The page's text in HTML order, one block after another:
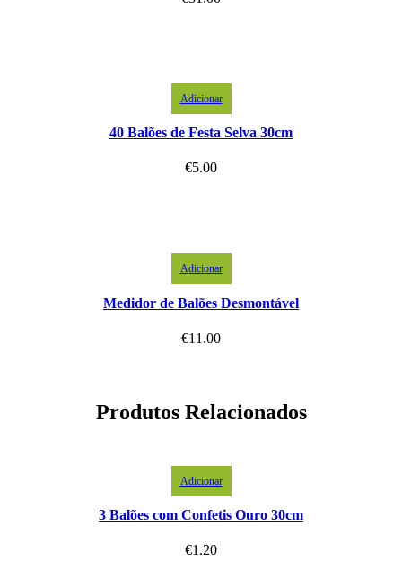
Adicionar
40 Balões de Festa Selva 30cm
€5.00
Adicionar
Medidor de Balões Desmontável
€11.00
Produtos Relacionados
Adicionar
3 Balões com Confetis Ouro 30cm
€1.20